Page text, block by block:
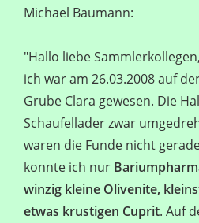
Michael Baumann:
"Hallo liebe Sammlerkollegen,
ich war am 26.03.2008 auf
Grube Clara gewesen. Die
Schaufellader zwar
waren die Funde nicht
konnte ich nur
winzig kleine Olivenite,
etwas krustigen Cuprit. Auf